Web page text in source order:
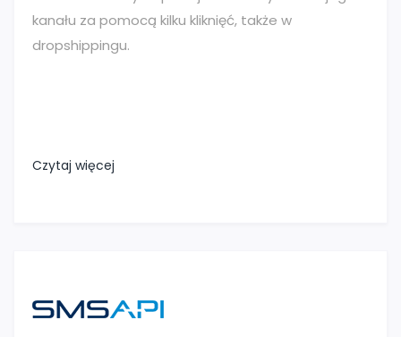
kanału za pomocą kilku kliknięć, także w
dropshippingu.
Czytaj więcej